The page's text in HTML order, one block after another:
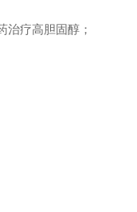
治疗高胆固醇；